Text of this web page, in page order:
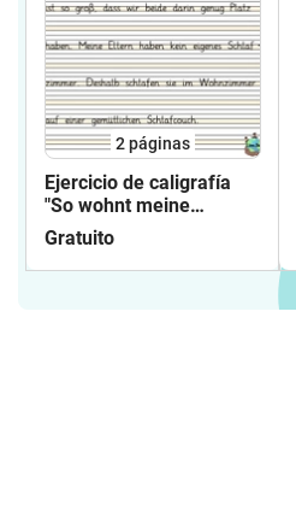
2páginas
Ejercicio de caligrafía
"So wohnt meine
Familie" Alemán
Gratuito